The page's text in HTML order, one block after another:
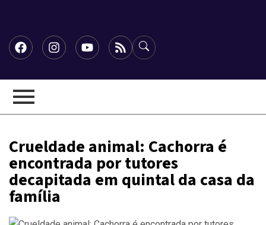
Crueldade animal: Cachorra é
encontrada por tutores
decapitada em quintal da casa da
família